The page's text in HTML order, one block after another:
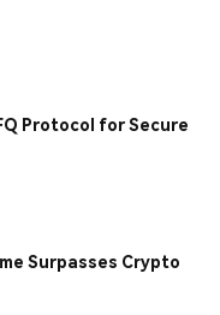
Protocol for Secure
Surpasses Crypto